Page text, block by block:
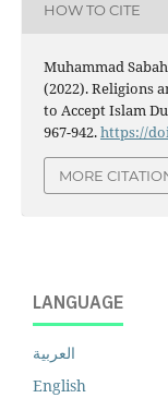
HOW TO CITE
Muhammad
(2022). Religions
to Accept Islam
967-942.https://
MORE
LANGUAGE
العربية
English